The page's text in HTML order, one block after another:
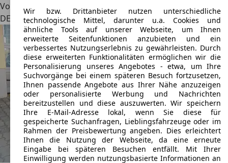
Von privat
DE 35753Greifenstein
Wir bzw. Drittanbieter nutzen unterschiedliche
technologische Mittel, darunter u.a. Cookies und
ähnliche Tools auf unserer Webseite, um Ihnen
erweiterte Seitenfunktionen anzubieten und ein
verbessertes Nutzungserlebnis zu gewährleisten. Durch
diese erweiterten Funktionalitäten ermöglichen wir die
Personalisierung unseres Angebotes - etwa, um Ihre
Suchvorgänge bei einem späteren Besuch fortzusetzen,
Ihnen passende Angebote aus Ihrer Nähe anzuzeigen
oder personalisierte Werbung und Nachrichten
bereitzustellen und diese auszuwerten. Wir speichern
Ihre E-Mail-Adresse lokal, wenn Sie diese für
gespeicherte Suchanfragen, Lieblingsfahrzeuge oder im
Rahmen der Preisbewertung angeben. Dies erleichtert
Ihnen die Nutzung der Webseite, da eine erneute
Eingabe bei späteren Besuchen entfällt. Mit Ihrer
Einwilligung werden nutzungsbasierte Informationen an